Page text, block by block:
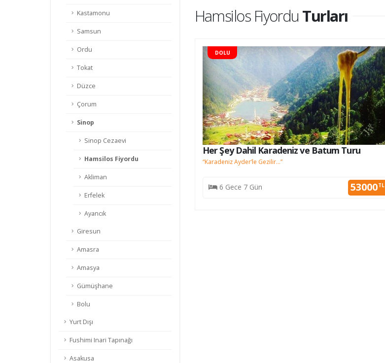
Kastamonu
Samsun
Ordu
Tokat
Düzce
Çorum
Sinop
Sinop Cezaevi
Hamsilos Fiyordu
Akliman
Erfelek
Ayancık
Giresun
Amasra
Amasya
Gümüşhane
Bolu
Yurt Dışı
Fushimi Inari Tapınağı
Asakusa
Hamsilos Fiyordu Turları
DOLU
Her Şey Dahil Karadeniz ve Batum Turu
“Karadeniz Ayder’le Gezilir…”
6 Gece 7 Gün 53000TL